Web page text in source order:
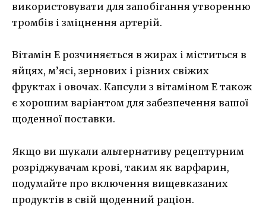
використовувати для запобігання утворенню
тромбів і зміцнення артерій.
Вітамін Е розчиняється в жирах і міститься в
яйцях, м’ясі, зернових і різних свіжих
фруктах і овочах. Капсули з вітаміном Е також
є хорошим варіантом для забезпечення вашої
щоденної поставки.
Якщо ви шукали альтернативу рецептурним
розріджувачам крові, таким як варфарин,
подумайте про включення вищевказаних
продуктів в свій щоденний раціон.